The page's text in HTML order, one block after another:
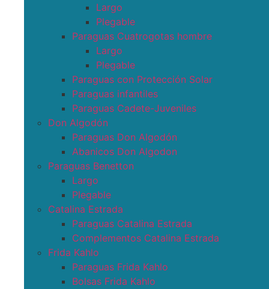
Largo
Plegable
Paraguas Cuatrogotas hombre
Largo
Plegable
Paraguas con Protección Solar
Paraguas infantiles
Paraguas Cadete-Juveniles
Don Algodón
Paraguas Don Algodón
Abanicos Don Algodon
Paraguas Benetton
Largo
Plegable
Catalina Estrada
Paraguas Catalina Estrada
Complementos Catalina Estrada
Frida Kahlo
Paraguas Frida Kahlo
Bolsas Frida Kahlo